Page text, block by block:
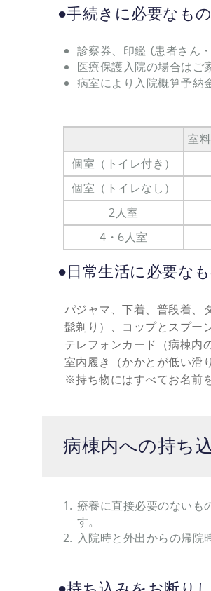
●手続きに必要なもの
診察券、印鑑 (患者さん
医療保護入院の場合はご
病室により入院概算予納
室
個室（トイレ付き）
個室（トイレなし）
2人室
4・6人室
●日常生活に必要な
パジャマ、下着、普段着、
髭剃り）、コップとスプー
テレフォンカード（病棟内
室内履き（かかとが低い滑
※持ち物にはすべてお名前
病棟内への持ち
療養に直接必要のないも
す。
入院時と外出からの帰院